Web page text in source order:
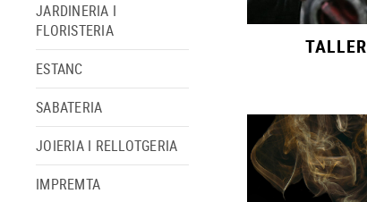
JARDINERIA I
FLORISTERIA
ESTANC
SABATERIA
JOIERIA I RELLOTGERIA
IMPREMTA